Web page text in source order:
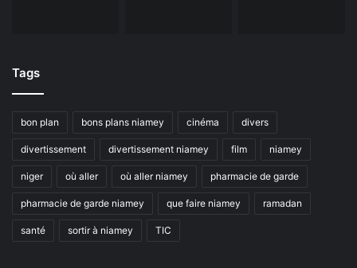
Tags
bon plan bons plans niamey cinéma divers
divertissement divertissement niamey film niamey
niger où aller où aller niamey pharmacie de garde
pharmacie de garde niamey que faire niamey ramadan
santé sortir à niamey TIC